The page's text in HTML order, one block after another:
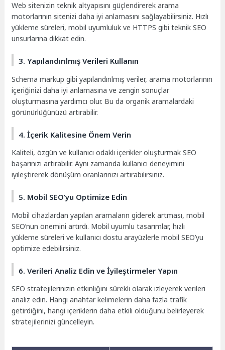
Web sitenizin teknik altyapısını güçlendirerek arama
motorlarının sitenizi daha iyi anlamasını sağlayabilirsiniz. Hızlı
yükleme süreleri, mobil uyumluluk ve HTTPS gibi teknik SEO
unsurlarına dikkat edin.
3. Yapılandırılmış Verileri Kullanın
Schema markup gibi yapılandırılmış veriler, arama motorlarının
içeriğinizi daha iyi anlamasına ve zengin sonuçlar
oluşturmasına yardımcı olur. Bu da organik aramalardaki
görünürlüğünüzü artırabilir.
4. İçerik Kalitesine Önem Verin
Kaliteli, özgün ve kullanıcı odaklı içerikler oluşturmak SEO
başarınızı artırabilir. Aynı zamanda kullanıcı deneyimini
iyileştirerek dönüşüm oranlarınızı artırabilirsiniz.
5. Mobil SEO’yu Optimize Edin
Mobil cihazlardan yapılan aramaların giderek artması, mobil
SEO’nun önemini artırdı. Mobil uyumlu tasarımlar, hızlı
yükleme süreleri ve kullanıcı dostu arayüzlerle mobil SEO’yu
optimize edebilirsiniz.
6. Verileri Analiz Edin ve İyileştirmeler Yapın
SEO stratejilerinizin etkinliğini sürekli olarak izleyerek verileri
analiz edin. Hangi anahtar kelimelerin daha fazla trafik
getirdiğini, hangi içeriklerin daha etkili olduğunu belirleyerek
stratejilerinizi güncelleyin.